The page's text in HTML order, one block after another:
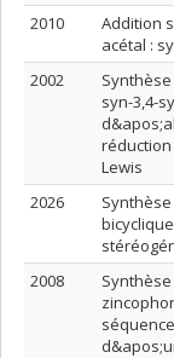
2010
Addition
acétal :
2002
syn-3,4-
Lewis
2026
2008